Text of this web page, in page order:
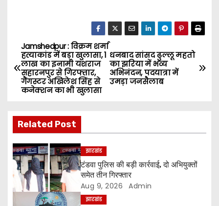
P
o
s
t
n
a
v
i
धनबाद सांसद ढुल्लू महतो
का झरिया में भव्य
अभिनंदन, पदयात्रा में
उमड़ा जनसैलाब
Jamshedpur : विक्रम शर्मा
हत्याकांड में बड़ा खुलासा, 1
लाख का इनामी यशराज
सहारनपुर से गिरफ्तार,
गैंगस्टर अखिलेश सिंह से
कनेक्शन का भी खुलासा
Related Post
झारखंड
टंडवा पुलिस की बड़ी कार्रवाई, दो अभियुक्तों
समेत तीन गिरफ्तार
Aug 9, 2026 Admin
झारखंड